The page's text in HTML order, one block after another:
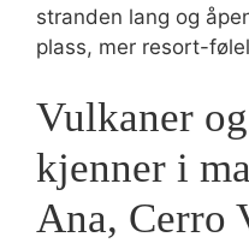
stranden lang og
plass, mer resort-
Vulkaner
kjenner i
Ana, Cerro